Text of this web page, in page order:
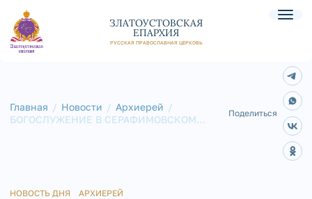
ЗЛАТОУСТОВСКАЯ
ЕПАРХИЯ
РУССКАЯ ПРАВОСЛАВНАЯ ЦЕРКОВЬ
Главная Новости
Архиерей
БОГОСЛУЖЕНИЕ В СЕРАФИМОВСКОМ
Поделиться
НОВОСТЬ ДНЯ АРХИЕРЕЙ